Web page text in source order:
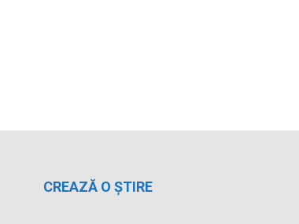
CREAZĂ O ȘTIRE